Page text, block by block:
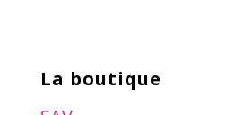
La boutique